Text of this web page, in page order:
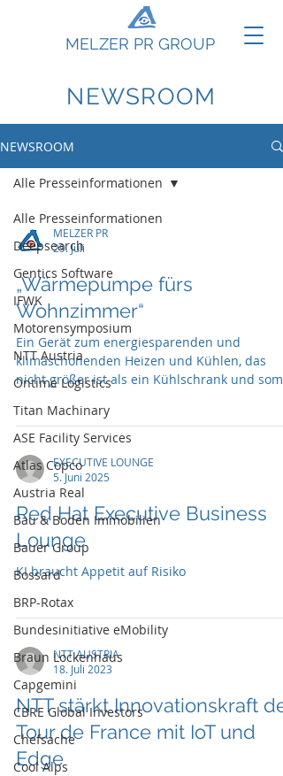
MELZER PR GROUP
NEWSROOM
NEWSROOM
Alle Presseinformationen
Deepsearch
Gentics Software
IFWK
Motorensymposium
NTT Austria
Ontime Logistics
Titan Machinary
ASE Facility Services
Atlas Copco
Austria Real
Bau & Boden Immobilien
Bauer Group
Bossard
BRP-Rotax
Bundesinitiative eMobility
Braun Lockenhaus
Capgemini
CBRE Global Investors
Chefsache
Cool Alps
Alle Presseinformationen
MELZER PR
29. Juli
„Wärmepumpe fürs
Wohnzimmer“
Ein Gerät zum energiesparenden und
klimaschonenden Heizen und Kühlen, das
nicht größer ist als ein Kühlschrank und somit
erstmals in Österreich präsentiert.
EXECUTIVE LOUNGE
5. Juni 2025
Red Hat Executive Business
Lounge
KI braucht Appetit auf Risiko
NTT AUSTRIA
18. Juli 2023
NTT stärkt Innovationskraft der
Tour de France mit IoT und
Edge